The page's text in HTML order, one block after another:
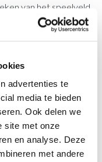
advertenties te
media te bieden
Ook delen we
site met onze
en analyse. Deze
met andere
van het speelveld
niet
geleverd met twee
lopen door tot 10.
spelers.
de batterij opladen.